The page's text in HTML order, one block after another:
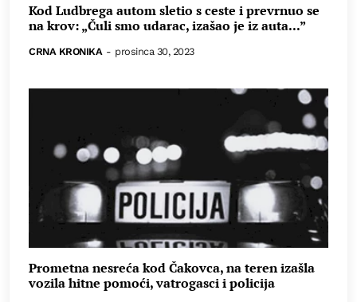
Kod Ludbrega autom sletio s ceste i prevrnuo se
na krov: „Čuli smo udarac, izašao je iz auta...”
CRNA KRONIKA - prosinca 30, 2023
Prometna nesreća kod Čakovca, na teren izašla
vozila hitne pomoći, vatrogasci i policija